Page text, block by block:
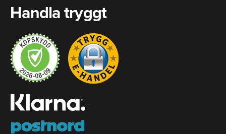
Handla tryggt